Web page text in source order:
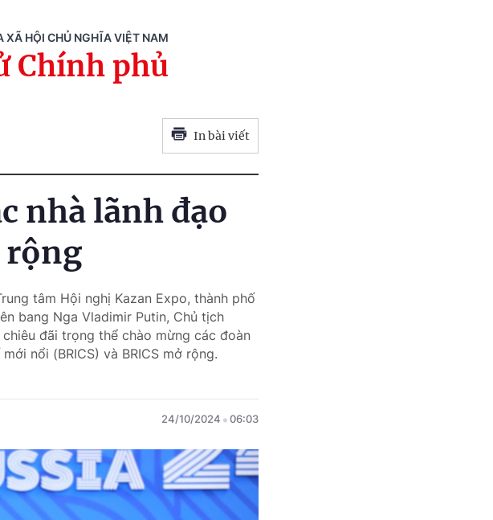
XÃ HỘI CHỦ NGHĨA VIỆT NAM
Chính phủ
In bài viết
nhà lãnh đạo
rộng
tâm Hội nghị Kazan Expo, thành phố
bang Nga Vladimir Putin, Chủ tịch
đãi trọng thể chào mừng các đoàn
nổi (BRICS) và BRICS mở rộng.
24/10/2024 06:03